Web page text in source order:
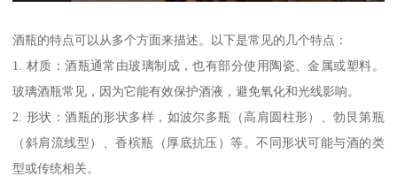
酒瓶的特点可以从多个方面来描述。以下是常见的几个特点：
1. 材质：酒瓶通常由玻璃制成，也有部分使用陶瓷、金属或塑料。
玻璃酒瓶常见，因为它能有效保护酒液，避免氧化和光线影响。
2. 形状：酒瓶的形状多样，如波尔多瓶（高肩圆柱形）、勃艮第瓶
（斜肩流线型）、香槟瓶（厚底抗压）等。不同形状可能与酒的类
型或传统相关。